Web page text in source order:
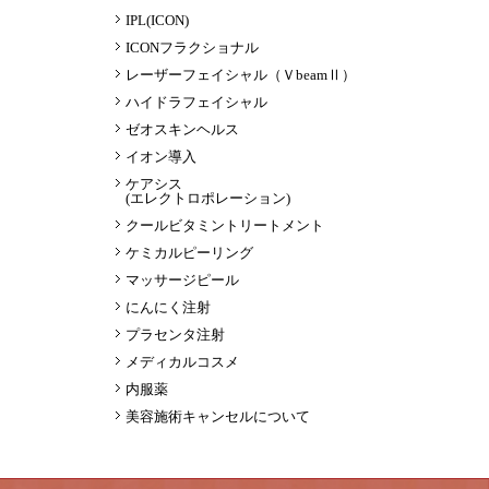
IPL(ICON)
ICONフラクショナル
レーザーフェイシャル（ＶbeamⅡ）
ハイドラフェイシャル
ゼオスキンヘルス
イオン導入
ケアシス
(エレクトロポレーション)
クールビタミントリートメント
ケミカルピーリング
マッサージピール
にんにく注射
プラセンタ注射
メディカルコスメ
内服薬
美容施術キャンセルについて